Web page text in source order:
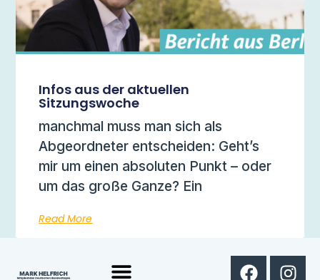
Infos aus der aktuellen
Sitzungswoche
manchmal muss man sich als
Abgeordneter entscheiden: Geht’s
mir um einen absoluten Punkt – oder
um das große Ganze? Ein
Read More